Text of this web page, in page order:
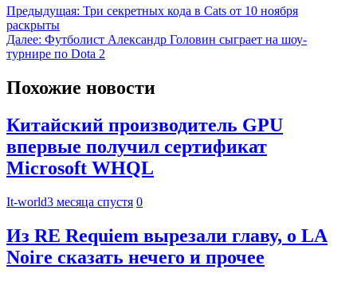
Предыдущая: Три секретных кода в Cats от 10 ноября
раскрыты
Далее: Футболист Александр Головин сыграет на шоу-
турнире по Dota 2
Похожие новости
Китайский производитель GPU
впервые получил сертификат
Microsoft WHQL
It-world3 месяца спустя 0
Из RE Requiem вырезали главу, о LA
Noire сказать нечего и прочее